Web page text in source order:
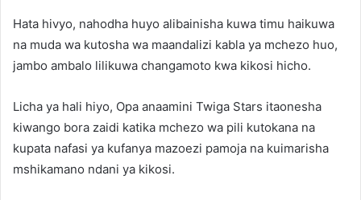
Hata hivyo, nahodha huyo alibainisha kuwa timu haikuwa
na muda wa kutosha wa maandalizi kabla ya mchezo huo,
jambo ambalo lilikuwa changamoto kwa kikosi hicho.
Licha ya hali hiyo, Opa anaamini Twiga Stars itaonesha
kiwango bora zaidi katika mchezo wa pili kutokana na
kupata nafasi ya kufanya mazoezi pamoja na kuimarisha
mshikamano ndani ya kikosi.